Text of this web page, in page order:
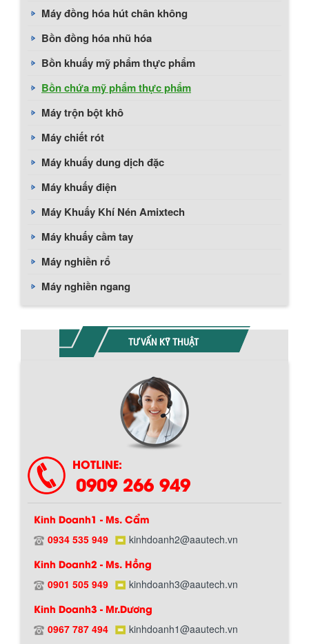
Máy đồng hóa hút chân không
Bồn đồng hóa nhũ hóa
Bồn khuấy mỹ phẩm thực phẩm
Bồn chứa mỹ phẩm thực phẩm
Máy trộn bột khô
Máy chiết rót
Máy khuấy dung dịch đặc
Máy khuấy điện
Máy Khuấy Khí Nén Amixtech
Máy khuấy cầm tay
Máy nghiền rổ
Máy nghiền ngang
TƯ VẤN KỸ THUẬT
HOTLINE:
0909 266 949
Kinh Doanh1 - Ms. Cẩm
0934 535 949 kinhdoanh2@aautech.vn
Kinh Doanh2 - Ms. Hồng
0901 505 949 kinhdoanh3@aautech.vn
Kinh Doanh3 - Mr.Dương
0967 787 494 kinhdoanh1@aautech.vn
Chính sách giao hàng
BỒN CHỨA GIẢI NHIỆT SƠN, MỰC IN
Bồn chứa giải nhiệt sơn, mực in có cấu
tạo gồm 2 lớp inox và được dùng để
làm giảm nhiệt độ của nguyên...